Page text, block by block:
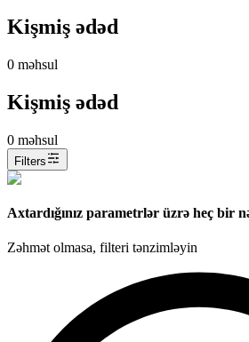
Kişmiş ədəd
0 məhsul
Kişmiş ədəd
0 məhsul
Filters
Axtardığınız parametrlər üzrə heç bir
Zəhmət olmasa, filteri tənzimləyin